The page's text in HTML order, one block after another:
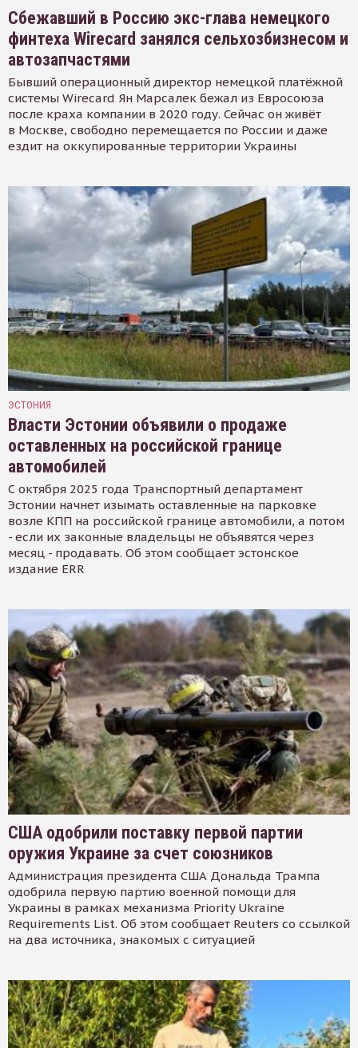
Сбежавший в Россию экс-глава немецкого
финтеха Wirecard занялся сельхозбизнесом и
автозапчастями
Бывший операционный директор немецкой платёжной
системы Wirecard Ян Марсалек бежал из Евросоюза
после краха компании в 2020 году. Сейчас он живёт
в Москве, свободно перемещается по России и даже
ездит на оккупированные территории Украины
ЭСТОНИЯ
Власти Эстонии объявили о продаже
оставленных на российской границе
автомобилей
С октября 2025 года Транспортный департамент
Эстонии начнет изымать оставленные на парковке
возле КПП на российской границе автомобили, а потом
- если их законные владельцы не объявятся через
месяц - продавать. Об этом сообщает эстонское
издание ERR
США одобрили поставку первой партии
оружия Украине за счет союзников
Администрация президента США Дональда Трампа
одобрила первую партию военной помощи для
Украины в рамках механизма Priority Ukraine
Requirements List. Об этом сообщает Reuters со ссылкой
на два источника, знакомых с ситуацией